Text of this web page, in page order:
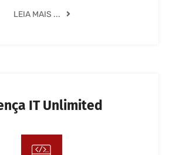
LEIA MAIS ...
IT Unlimited